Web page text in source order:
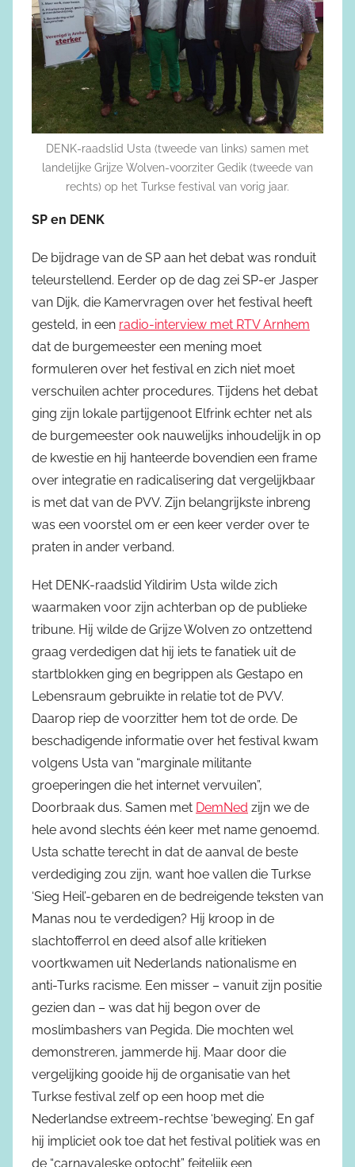
DENK-raadslid Usta (tweede van links) samen met
landelijke Grijze Wolven-voorziter Gedik (tweede van
rechts) op het Turkse festival van vorig jaar.
SP en DENK
De bijdrage van de SP aan het debat was ronduit
teleurstellend. Eerder op de dag zei SP-er Jasper
van Dijk, die Kamervragen over het festival heeft
gesteld, in een radio-interview met RTV Arnhem
dat de burgemeester een mening moet
formuleren over het festival en zich niet moet
verschuilen achter procedures. Tijdens het debat
ging zijn lokale partijgenoot Elfrink echter net als
de burgemeester ook nauwelijks inhoudelijk in op
de kwestie en hij hanteerde bovendien een frame
over integratie en radicalisering dat vergelijkbaar
is met dat van de PVV. Zijn belangrijkste inbreng
was een voorstel om er een keer verder over te
praten in ander verband.
Het DENK-raadslid Yildirim Usta wilde zich
waarmaken voor zijn achterban op de publieke
tribune. Hij wilde de Grijze Wolven zo ontzettend
graag verdedigen dat hij iets te fanatiek uit de
startblokken ging en begrippen als Gestapo en
Lebensraum gebruikte in relatie tot de PVV.
Daarop riep de voorzitter hem tot de orde. De
beschadigende informatie over het festival kwam
volgens Usta van “marginale militante
groeperingen die het internet vervuilen”,
Doorbraak dus. Samen met DemNed zijn we de
hele avond slechts één keer met name genoemd.
Usta schatte terecht in dat de aanval de beste
verdediging zou zijn, want hoe vallen die Turkse
‘Sieg Heil’-gebaren en de bedreigende teksten van
Manas nou te verdedigen? Hij kroop in de
slachtofferrol en deed alsof alle kritieken
voortkwamen uit Nederlands nationalisme en
anti-Turks racisme. Een misser – vanuit zijn positie
gezien dan – was dat hij begon over de
moslimbashers van Pegida. Die mochten wel
demonstreren, jammerde hij. Maar door die
vergelijking gooide hij de organisatie van het
Turkse festival zelf op een hoop met die
Nederlandse extreem-rechtse ‘beweging’. En gaf
hij impliciet ook toe dat het festival politiek was en
de “carnavaleske optocht” feitelijk een